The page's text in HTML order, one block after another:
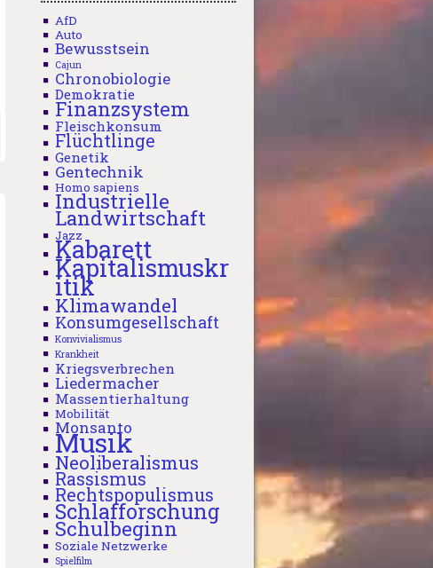
AfD
Auto
Bewusstsein
Cajun
Chronobiologie
Demokratie
Finanzsystem
Fleischkonsum
Flüchtlinge
Genetik
Gentechnik
Homo sapiens
Industrielle
Landwirtschaft
Jazz
Kabarett
Kapitalismuskr
itik
Klimawandel
Konsumgesellschaft
Konvivialismus
Krankheit
Kriegsverbrechen
Liedermacher
Massentierhaltung
Mobilität
Monsanto
Musik
Neoliberalismus
Rassismus
Rechtspopulismus
Schlafforschung
Schulbeginn
Soziale Netzwerke
Spielfilm